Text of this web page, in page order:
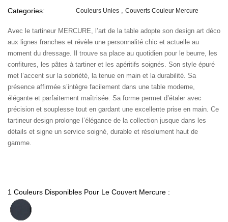
Categories: Couleurs Unies Couverts Couleur Mercure
Avec le tartineur MERCURE, l’art de la table adopte son design art déco
aux lignes franches et révèle une personnalité chic et actuelle au
moment du dressage. Il trouve sa place au quotidien pour le beurre, les
confitures, les pâtes à tartiner et les apéritifs soignés. Son style épuré
met l’accent sur la sobriété, la tenue en main et la durabilité. Sa
présence affirmée s’intègre facilement dans une table moderne,
élégante et parfaitement maîtrisée. Sa forme permet d’étaler avec
précision et souplesse tout en gardant une excellente prise en main. Ce
tartineur design prolonge l’élégance de la collection jusque dans les
détails et signe un service soigné, durable et résolument haut de
gamme.
1 Couleurs Disponibles Pour Le Couvert Mercure :